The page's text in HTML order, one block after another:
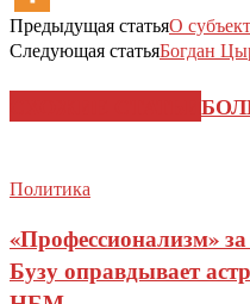
Предыдущая статьяО
Следующая статьяБогдан
Политика
«Профессионализм»
Бузу оправдывает